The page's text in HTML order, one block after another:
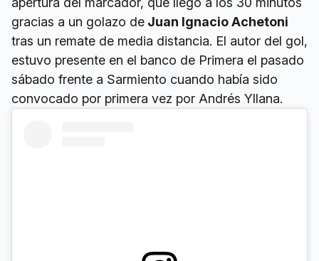
gracias a un golazo de Juan Ignacio Achetoni
tras un remate de media distancia. El autor del gol,
estuvo presente en el banco de Primera el pasado
sábado frente a Sarmiento cuando había sido
convocado por primera vez por Andrés Yllana.